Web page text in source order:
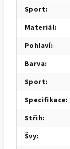
Sport:
Materiál:
Pohlaví:
Barva:
Sport:
Specifikace:
Střih:
Švy: